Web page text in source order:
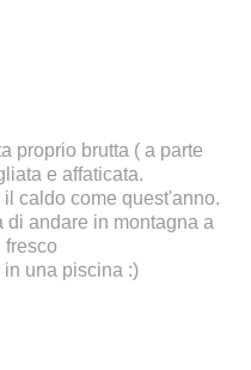
proprio brutta ( a parte
e affaticata.
caldo come quest'anno.
andare in montagna a
fresco
una piscina :)